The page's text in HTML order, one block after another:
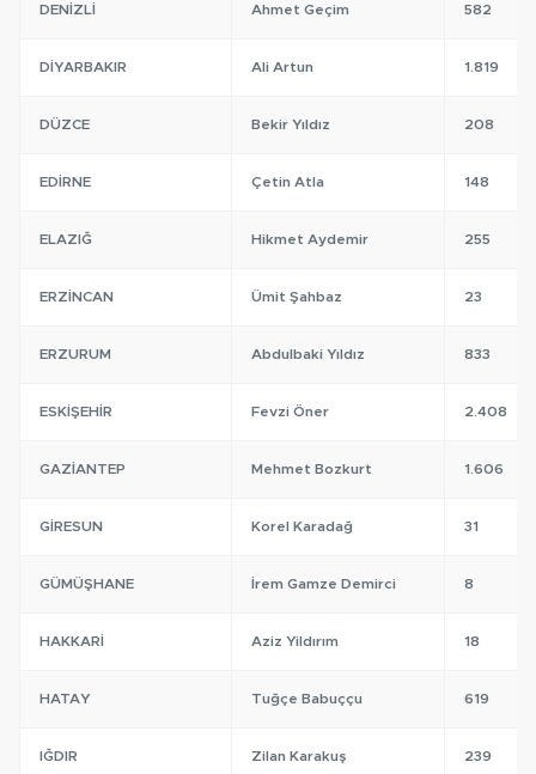
DENIZLI Ahmet Geçim 582
DIYARBAKIR Ali Artun 1.819
DÜZCE Bekir Yıldız 208
EDIRNE Çetin Atla 148
ELAZIĞ Hikmet Aydemir 255
ERZINCAN Ümit Şahbaz 23
ERZURUM Abdulbaki Yıldız 833
ESKIŞEHIR Fevzi Öner 2.408
GAZIANTEP Mehmet Bozkurt 1.606
GIRESUN Korel Karadağ 31
GÜMÜŞHANE İrem Gamze Demirci 8
HAKKARI Aziz Yildırım 18
HATAY Tuğçe Babuççu 619
IĞDIR Zilan Karakuş 239